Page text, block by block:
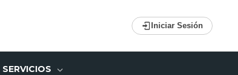
Iniciar Sesión
SERVICIOS